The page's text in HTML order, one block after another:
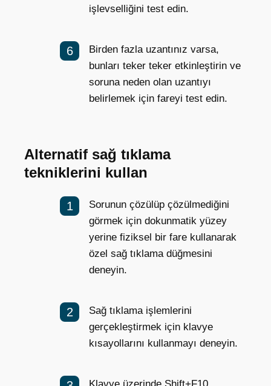
işlevselliğini test edin.
Birden fazla uzantınız varsa,
bunları teker teker etkinleştirin ve
soruna neden olan uzantıyı
belirlemek için fareyi test edin.
Alternatif sağ tıklama
tekniklerini kullan
Sorunun çözülüp çözülmediğini
görmek için dokunmatik yüzey
yerine fiziksel bir fare kullanarak
özel sağ tıklama düğmesini
deneyin.
Sağ tıklama işlemlerini
gerçekleştirmek için klavye
kısayollarını kullanmayı deneyin.